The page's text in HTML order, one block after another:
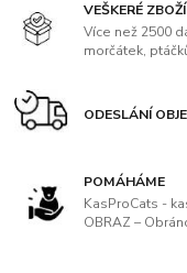
VEŠKERÉ
Více než 2500
morčátek,
ODESLÁNÍ
POMÁHÁME
KasProCats -
OBRAZ –